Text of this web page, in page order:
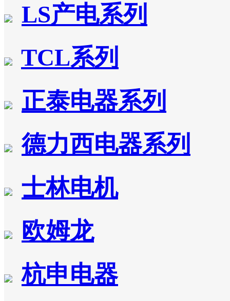
LS产电系列
TCL系列
正泰电器系列
德力西电器系列
士林电机
欧姆龙
杭申电器